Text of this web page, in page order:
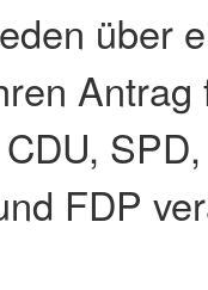
über
FDP